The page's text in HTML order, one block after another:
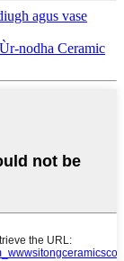
agus vase
nodha Ceramic